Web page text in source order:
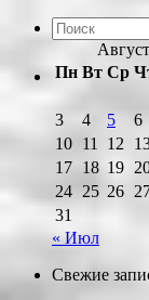
Пн Вт Ср
3
4 5 6
10 11 12
17 18 19
24 25 26
31
« Июл
Свежие